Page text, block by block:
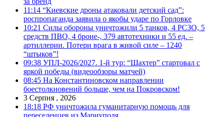
11:14 “Киевские дроны атаковали детский сад”:
роспропаганда заявила о якобы ударе по Горловке
10:21 Силы обороны уничтожили 5 танков, 4 РСЗО, 5
средств ПВО, 4 броне-, 379 автотехники и 55 ед. –
артиллерии. Потери врага в живой силе – 1240
“штыков”!
09:38 УПЛ-2026/2027. 1-й тур: “Шахтер” стартовал с
яркой победы (видеообзоры матчей)
08:45 На Константиновском направлении
боестолкновений больше, чем на Покровском!
3 Серпня , 2026
18:18 РФ уничтожила гуманитарную помощь для
переселенцев из Мариуполя